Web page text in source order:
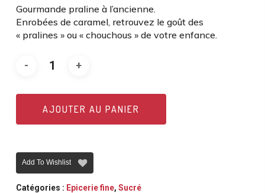
Gourmande praline à l’ancienne.
Enrobées de caramel, retrouvez le goût des
« pralines » ou « chouchous » de votre enfance.
AJOUTER AU PANIER
Add To Wishlist
Catégories : Epicerie fine, Sucré